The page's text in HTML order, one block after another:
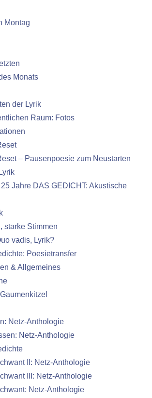
Montag
Monats
der Lyrik
Raum: Fotos
– Pausenpoesie zum Neustarten
Jahre DAS GEDICHT: Akustische
starke Stimmen
vadis, Lyrik?
Poesietransfer
& Allgemeines
Netz-Anthologie
Netz-Anthologie
II: Netz-Anthologie
III: Netz-Anthologie
Netz-Anthologie